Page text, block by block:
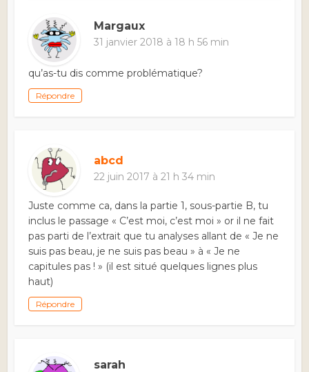
Margaux
31 janvier 2018 à 18 h 56 min
qu’as-tu dis comme problématique?
Répondre
abcd
22 juin 2017 à 21 h 34 min
Juste comme ca, dans la partie 1, sous-partie B, tu
inclus le passage « C’est moi, c’est moi » or il ne fait
pas parti de l’extrait que tu analyses allant de « Je ne
suis pas beau, je ne suis pas beau » à « Je ne
capitules pas ! » (il est situé quelques lignes plus
haut)
Répondre
sarah